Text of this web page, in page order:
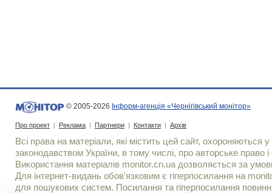
© 2005-2026 Інформ-агенція «Чернігівський монітор»
Про проект | Реклама | Партнери | Контакти | Архів
Всі права на матеріали, які містить цей сайт, охороняються у
законодавством України, в тому числі, про авторське право і
Використання матерiалiв monitor.cn.ua дозволяється за
Для iнтернет-видань обов'язковим є гiперпосилання на
для пошукових систем. Посилання та гіперпосилання